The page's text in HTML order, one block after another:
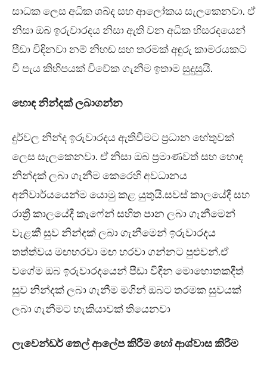
සාධක ලෙස අධික ශබ්ද සහ ආලෝකය සැලකෙනවා. ඒ
නිසා ඔබ ඉරුවාරදය නිසා ඇති වන අධික හිසරදයෙන්
පීඩා විඳිනවා නම් නිහඬ සහ තරමක් අඳුරු කාමරයකට
වී පැය කිහිපයක් විවේක ගැනීම ඉතාම සුදුසුයි.
හොඳ නින්දක් ලබාගන්න
දුර්වල නින්ද ඉරුවාරදය ඇතිවීමට ප්‍රධාන හේතුවක්
ලෙස සැලකෙනවා. ඒ නිසා ඔබ ප්‍රමාණවත් සහ හොඳ
නින්දක් ලබා ගැනීම කෙරෙහි අවධානය
අනිවාර්යයෙන්ම යොමු කළ යුතුයි.සවස් කාලයේදී සහ
රාත්‍රී කාලයේදී කැෆේන් සහිත පාන ලබා ගැනීමෙන්
වැළකී සුව නින්දක් ලබා ගැනීමෙන් ඉරුවාරදය
තත්ත්වය මඟහරවා මඟ හරවා ගන්නට පුළුවන්.ඒ
වගේම ඔබ ඉරුවාරදයෙන් පීඩා විඳින මොහොතකදීත්
සුව නින්දක් ලබා ගැනීම මගින් ඔබට තරමක සුවයක්
ලබා ගැනීමට හැකියාවක් තියෙනවා
ලැවෙන්ඩර් තෙල් ආලේප කිරීම හෝ ආශ්වාස කිරීම